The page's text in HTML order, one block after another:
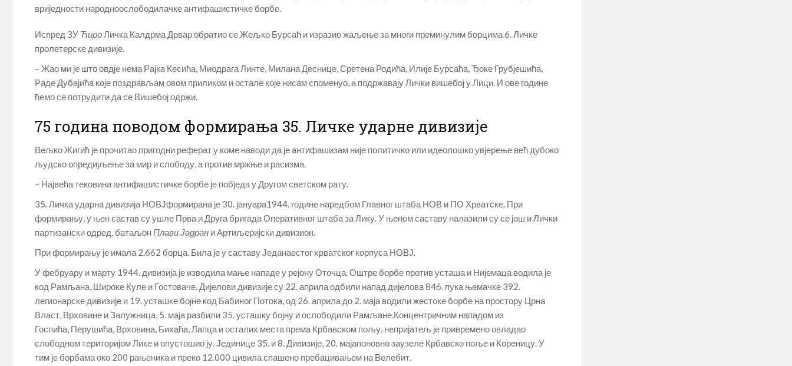
вриједности народноослободилачке антифашистичке борбе.
Испред ЗУ ЋироЛичка Калдрма Дрвар обратио се Жељко Бурсаћ и изразио жаљење за многи преминулим борцима 6. Личке
пролетерске дивизије.
– Жао ми је што овдје нема Рајка Кесића, Миодрага Линте, Милана Деснице, Сретена Родића, Илије Бурсаћа, Ђоке Грубјешића,
Раде Дубајића које поздрављам овом приликом и остале које нисам споменуо, а подржавају Лички вишебој у Лици. И ове године
ћемо се потрудити да се Вишебој одржи.
75 година поводом формирања 35. Личке ударне дивизије
Вељко Жигић је прочитао пригодни реферат у коме наводи да је антифашизам није политичко или идеолошко увјерење већ дубоко
људско опредијљење за мир и слободу, а против мржње и расизма.
– Највећа тековина антифашистичке борбе је побједа у Другом светском рату.
35. Личка ударна дивизија НОВЈформирана је 30. јануара1944. године наредбом Главног штаба НОВ и ПО Хрватске. При
формирању, у њен састав су ушле Прва и Друга бригада Оперативног штаба за Лику. У њеном саставу налазили су се још и Лички
партизански одред, батаљонПлави Јадран и Артиљеријски дивизион.
При формирању је имала 2.662 борца. Била је у саставу Једанаестог хрватског корпуса НОВЈ.
У фебруару и марту 1944. дивизија је изводила мање нападе у рејону Оточца. Оштре борбе против усташа и Нијемаца водила је
код Рамљана, Широке Куле и Гостоваче. Дијелови дивизије су 22. априла одбили напад дијелова 846. пука њемачке 392.
легионарске дивизије и 19. усташке бојне код Бабиног Потока, од 26. априла до 2. маја водили жестоке борбе на простору Црна
Власт, Врховине и Залужница, 5. маја разбили 35. усташку бојну и ослободили Рамљане.Концентричним нападом из
Госпића, Перушића, Врховина, Бихаћа, Лапца и осталих места према Крбавском пољу, непријатељ је привремено овладао
слободном територијом Лике и опустошио ју. Јединице 35. и 8. Дивизије, 20. мајапоновно заузеле Крбавско поље и Кореницу. У
тим је борбама око 200 рањеника и преко 12.000 цивила спашено пребацивањем на Велебит.